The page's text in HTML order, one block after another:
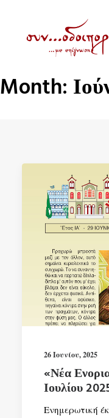
ΕΝΟΡΙΑ ΕΝ ΔΡΑΣΕΙ
ΕΥΑΓΓΕΛΙΣΤΡΙΑ
ΕΠΙΚΟΙΝΩΝΙΑ
SEARCH
Month:
26 Ιουνίου, 2025
«Νέα
Ιουλίου
Ενημερωτική